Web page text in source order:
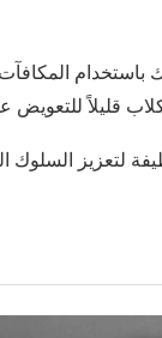
باستخدام
قليلاً للتعويض
لتعزيز